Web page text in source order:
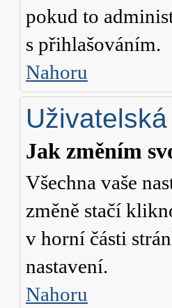
pokud to
s přihlašováním.
Nahoru
Jak změním
Všechna vaše
změně stačí
v horní části
nastavení.
Nahoru